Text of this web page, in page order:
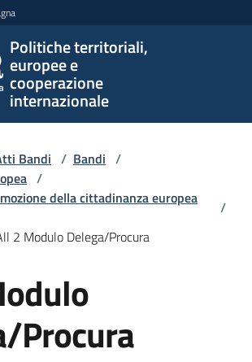
Politiche territoriali,
europee e
cooperazione
internazionale
e
Bandi / Bandi /
/
della cittadinanza europea
/
2 Modulo Delega/Procura
Procura